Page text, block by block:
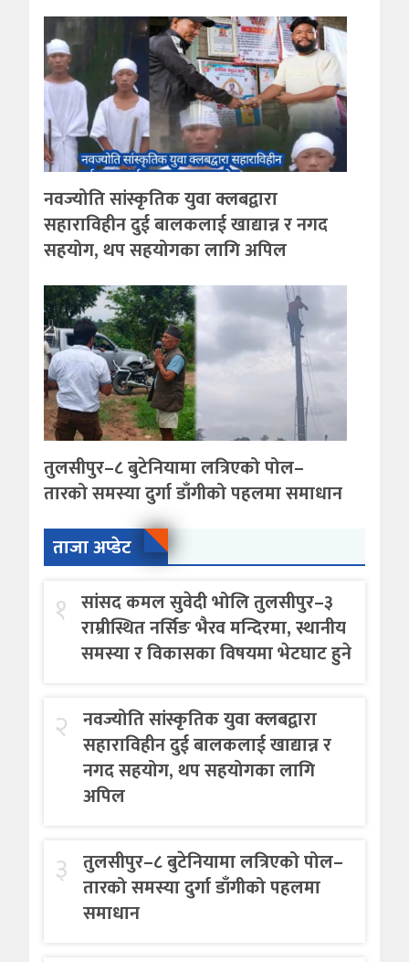
नवज्योति सांस्कृतिक युवा क्लबद्वारा
सहाराविहीन दुई बालकलाई खाद्यान्न र नगद
सहयोग, थप सहयोगका लागि अपिल
तुलसीपुर–८ बुटेनियामा लत्रिएको पोल–
तारको समस्या दुर्गा डाँगीको पहलमा समाधान
ताजा अप्डेट
१ सांसद कमल सुवेदी भोलि तुलसीपुर–३
राम्रीस्थित नर्सिङ भैरव मन्दिरमा, स्थानीय
समस्या र विकासका विषयमा भेटघाट हुने
२ नवज्योति सांस्कृतिक युवा क्लबद्वारा
सहाराविहीन दुई बालकलाई खाद्यान्न र
नगद सहयोग, थप सहयोगका लागि
अपिल
३ तुलसीपुर–८ बुटेनियामा लत्रिएको पोल–
तारको समस्या दुर्गा डाँगीको पहलमा
समाधान